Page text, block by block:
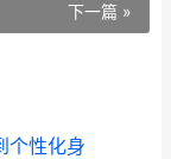
下一篇 »
个性化身